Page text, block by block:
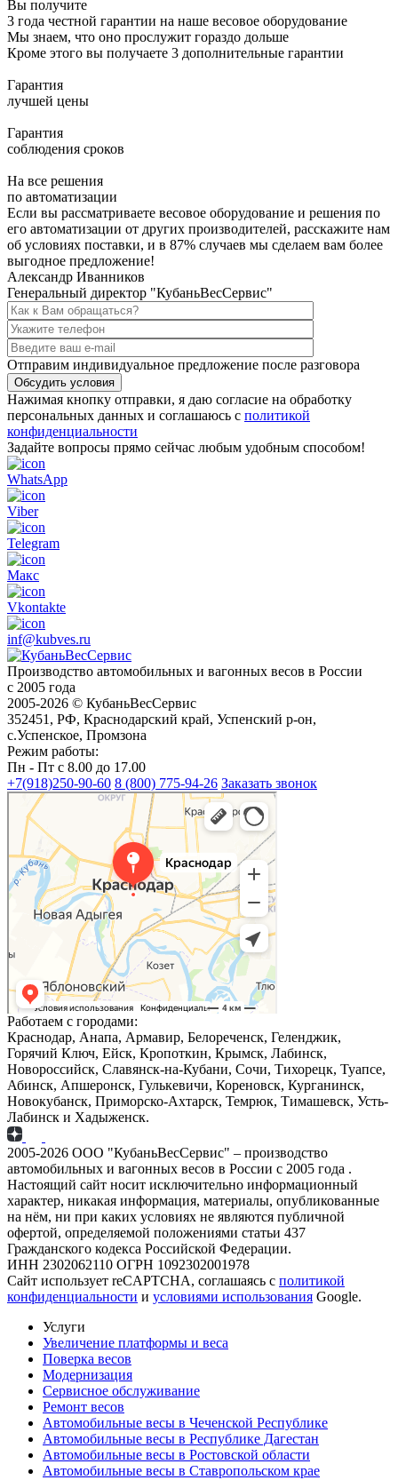
Вы получите
3 года честной гарантии на наше весовое оборудование
Мы знаем, что оно прослужит гораздо дольше
Кроме этого вы получаете 3 дополнительные гарантии
Гарантия
лучшей цены
Гарантия
соблюдения сроков
На все решения
по автоматизации
Если вы рассматриваете весовое оборудование и решения по
его автоматизации от других производителей, расскажите нам
об условиях поставки, и в 87% случаев мы сделаем вам более
выгодное предложение!
Александр Иванников
Генеральный директор "КубаньВесСервис"
Отправим индивидуальное предложение после разговора
Обсудить условия
Нажимая кнопку отправки, я даю согласие на обработку
персональных данных и соглашаюсь с политикой
конфиденциальности
Задайте вопросы прямо сейчас любым удобным способом!
WhatsApp
Viber
Telegram
Макс
Vkontakte
inf@kubves.ru
Производство автомобильных и вагонных весов в России
с 2005 года
2005-2026 © КубаньВесСервис
352451, РФ, Краснодарский край, Успенский р-он,
с.Успенское, Промзона
Режим работы:
Пн - Пт с 8.00 до 17.00
+7(918)250-90-60 8 (800) 775-94-26 Заказать звонок
Краснодар
Краснодар — Яндекс Карты
Работаем с городами:
Краснодар, Анапа, Армавир, Белореченск, Геленджик,
Горячий Ключ, Ейск, Кропоткин, Крымск, Лабинск,
Новороссийск, Славянск-на-Кубани, Сочи, Тихорецк, Туапсе,
Абинск, Апшеронск, Гулькевичи, Кореновск, Курганинск,
Новокубанск, Приморско-Ахтарск, Темрюк, Тимашевск, Усть-
Лабинск и Хадыженск.
2005-2026 ООО "КубаньВесСервис" – производство
автомобильных и вагонных весов в России с 2005 года .
Настоящий сайт носит исключительно информационный
характер, никакая информация, материалы, опубликованные
на нём, ни при каких условиях не являются публичной
офертой, определяемой положениями статьи 437
Гражданского кодекса Российской Федерации.
ИНН 2302062110 ОГРН 1092302001978
Сайт использует reCAPTCHA, соглашаясь с политикой
конфиденциальности и условиями использования Google.
Услуги
Увеличение платформы и веса
Поверка весов
Модернизация
Сервисное обслуживание
Ремонт весов
Автомобильные весы в Чеченской Республике
Автомобильные весы в Республике Дагестан
Автомобильные весы в Ростовской области
Автомобильные весы в Ставропольском крае